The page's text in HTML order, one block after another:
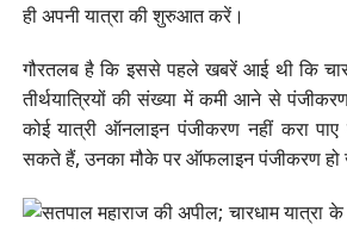
ही अपनी यात्रा की शुरुआत करें।
गौरतलब है कि इससे पहले खबरें आई थी कि
तीर्थयात्रियों की संख्या में कमी आने से
कोई यात्री ऑनलाइन पंजीकरण नहीं करा
सकते हैं, उनका मौके पर ऑफलाइन पंजीकरण हो